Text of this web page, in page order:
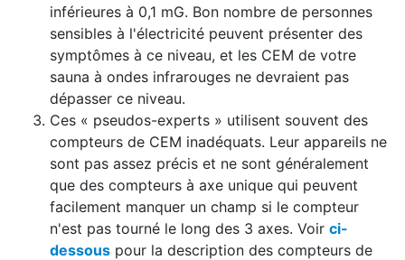
inférieures à 0,1 mG. Bon nombre de personnes
sensibles à l'électricité peuvent présenter des
symptômes à ce niveau, et les CEM de votre
sauna à ondes infrarouges ne devraient pas
dépasser ce niveau.
Ces « pseudos-experts » utilisent souvent des
compteurs de CEM inadéquats. Leur appareils ne
sont pas assez précis et ne sont généralement
que des compteurs à axe unique qui peuvent
facilement manquer un champ si le compteur
n'est pas tourné le long des 3 axes. Voir ci-
dessous pour la description des compteurs de